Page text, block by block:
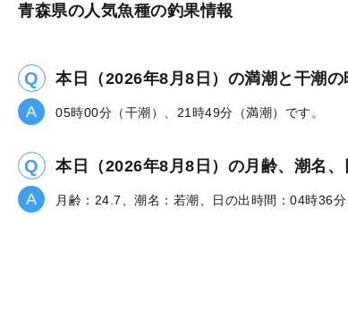
青森県の人気魚種の釣果情報
本日（2026年8月8日）の満潮と干潮の
05時00分（干潮）、21時49分（満潮）です。
本日（2026年8月8日）の月齢、潮名
月齢：24.7、潮名：若潮、日の出時間：04時36